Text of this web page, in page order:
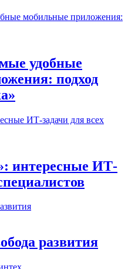
удобные
подход
интересные ИТ-
развития